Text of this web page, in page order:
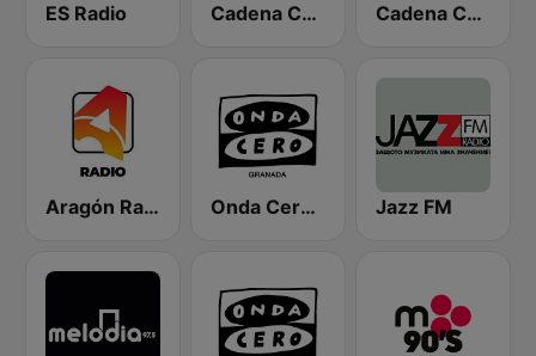
ES Radio Cadena COPE Zaragoza Cadena COPE Granada
Aragón Radio Onda Cero Granada Jazz FM